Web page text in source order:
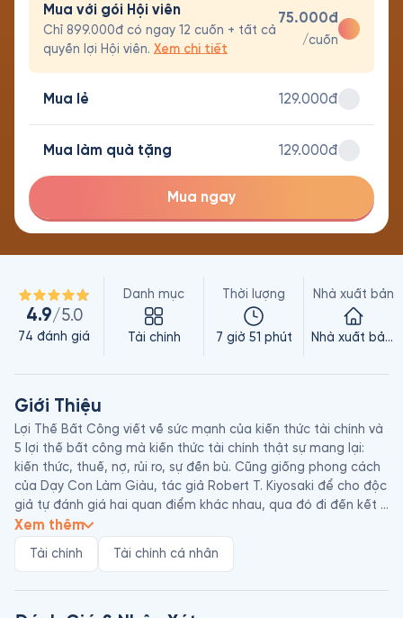
Mua với gói Hội viên
Chỉ 899.000đ có ngay 12 cuốn + tất cả
quyền lợi Hội viên. Xem chi tiết
75.000đ
/cuốn
Mua lẻ 129.000đ
Mua làm quà tặng 129.000đ
Mua ngay
4.9/5.0
74 đánh giá
Danh mục
Tài chính
Thời lượng
7 giờ 51 phút
Nhà xuất bản
Nhà xuất bản Trẻ
Giới Thiệu
Lợi Thế Bất Công viết về sức mạnh của kiến thức tài chính và
5 lợi thế bất công mà kiến thức tài chính thật sự mang lại:
kiến thức, thuế, nợ, rủi ro, sự đền bù. Cũng giống phong cách
của Dạy Con Làm Giàu, tác giả Robert T. Kiyosaki để cho độc
giả tự đánh giá hai quan điểm khác nhau, qua đó đi đến kết
luận rằng giáo dục tài chính chính là lợi thế của mỗi người.
Độc giả Việt Nam đã biết đến tác giả Robert T. Kiyosaki
Xem thêm
Tài chính Tài chính cá nhân